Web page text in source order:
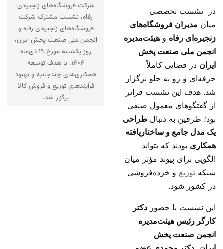
در نشست تخصصی
میان مدیران فروشگاه‌های
زنجیره‌ای رفاه و هیئت‌مدیره
انجمن ملی صنعت پخش
ایران در فضایی کاملاً
حرفه‌ای و رو به جلو برگزار
شد. هدف این نشست فراتر
از گفتگوهای معمول صنفی
بود؛ طرفین به دنبال طراحی
یک مدل جامع و ساختاریافته
همکاری بودند که بتواند
الگویی برای پیوند مؤثر میان
شبکه توزیع و خرده‌فروشی
در کشور شود.
این نشست با حضور دکتر
کارگر رئیس هیئت‌مدیره
انجمن صنعت پخش
شرکت فروشگاه‌های زنجیره‌ای
رفاه، نشست مشترک شرکت
فروشگاه‌های زنجیره‌ای رفاه و
انجمن ملی صنعت پخش ایران،
روز یکشنبه مورخ ۱۹ دی‌ماه
۱۴۰۴، با هدف توسعه
همکاری‌های چندجانبه و بهبود
فرآیندهای توزیع و فروش کالا
برگزار شد.